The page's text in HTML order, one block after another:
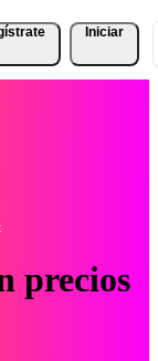
Iniciar
precios